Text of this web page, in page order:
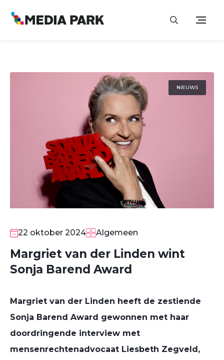
NIEUWS
22 oktober 2024 Algemeen
Margriet van der Linden wint
Sonja Barend Award
Margriet van der Linden heeft de zestiende
Sonja Barend Award gewonnen met haar
doordringende interview met
mensenrechtenadvocaat Liesbeth Zegveld,